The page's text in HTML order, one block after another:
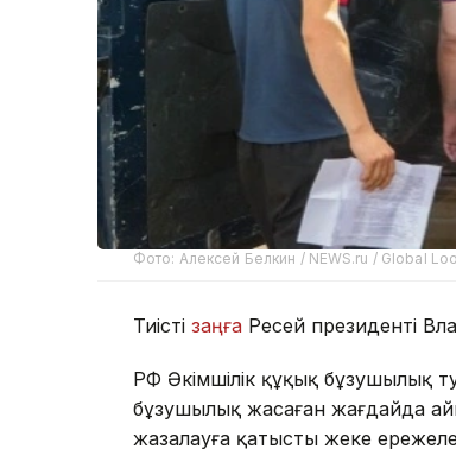
Фото: Алексей Белкин / NEWS.ru / Global
Тиісті заңға Ресей президенті
РФ Әкімшілік құқық бұзушылық
бұзушылық жасаған жағдайда
жазалауға қатысты жеке